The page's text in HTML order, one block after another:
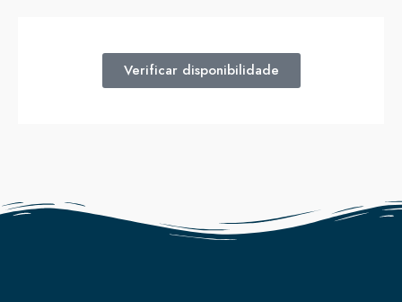
Verificar disponibilidade